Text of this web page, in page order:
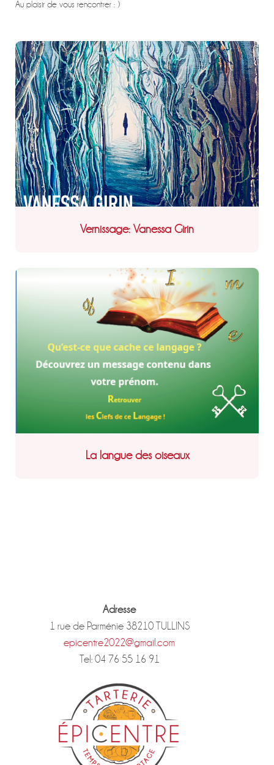
Au plaisir de vous rencontrer : )
Vernissage: Vanessa Girin
La langue des oiseaux
Adresse
1 rue de Parménie 38210 TULLINS
epicentre2022@gmail.com
Tel: 04 76 55 16 91